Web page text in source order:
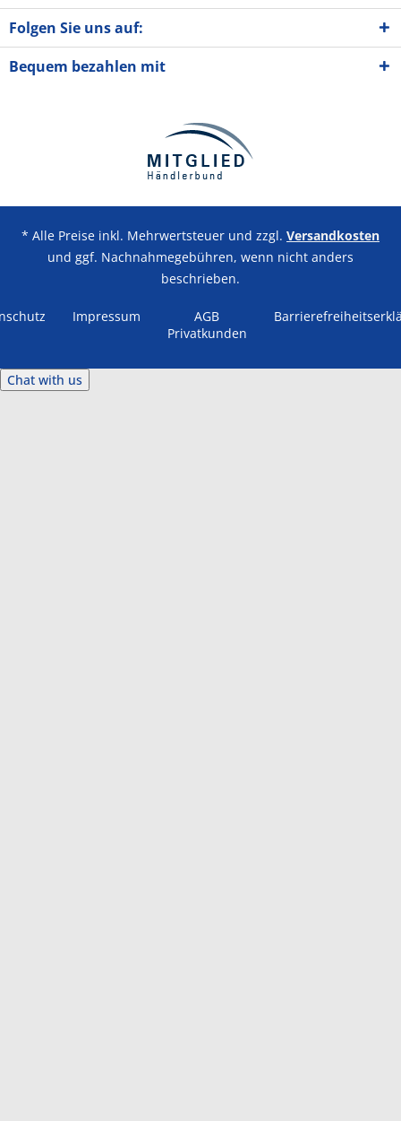
Folgen Sie uns auf:
Bequem bezahlen mit
* Alle Preise inkl. Mehrwertsteuer und zzgl. Versandkosten
und ggf. Nachnahmegebühren, wenn nicht anders
beschrieben.
Impressum
AGB
Privatkunden
Chat with us